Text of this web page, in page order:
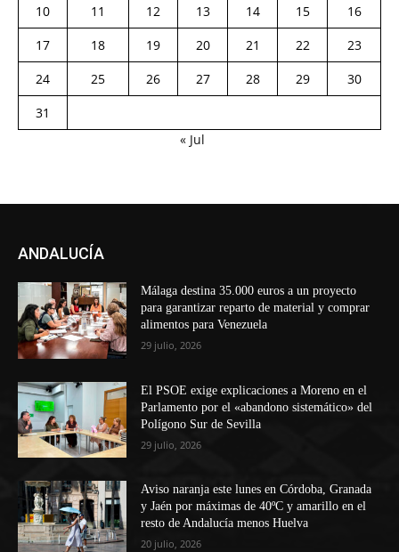
10
11 12 13 14 15
16
17
18 19 20 21 22
23
24
25 26 27 28 29
30
31
« Jul
ANDALUCÍA
Málaga destina 35.000 euros a un proyecto
para garantizar reparto de material y comprar
alimentos para Venezuela
29 julio, 2026
El PSOE exige explicaciones a Moreno en el
Parlamento por el «abandono sistemático» del
Polígono Sur de Sevilla
29 julio, 2026
Aviso naranja este lunes en Córdoba, Granada
y Jaén por máximas de 40ºC y amarillo en el
resto de Andalucía menos Huelva
20 julio, 2026